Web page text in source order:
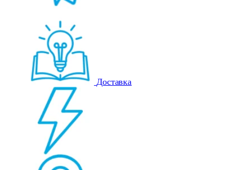
Доставка